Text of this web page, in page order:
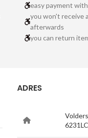
easy payment
you won't receive
afterwards
you can return
ADRES